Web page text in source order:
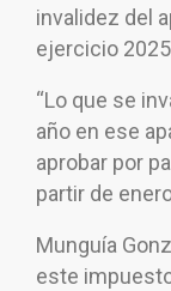
invalidez del
ejercicio
“Lo que se
año en ese
aprobar por
partir de
Munguía
este